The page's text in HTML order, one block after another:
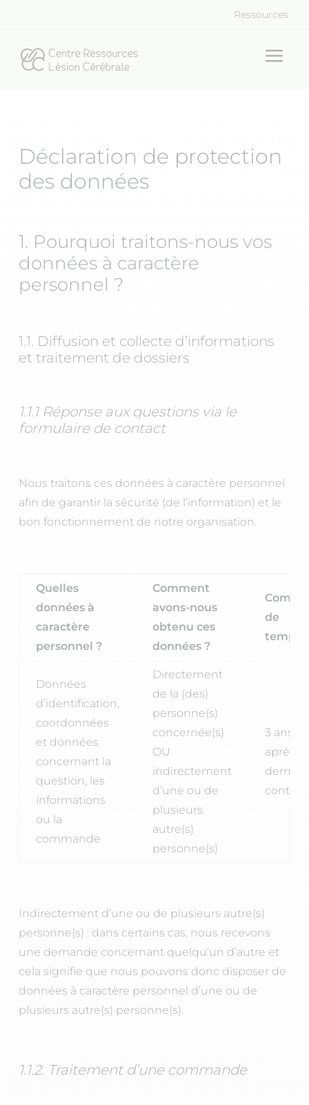
Ressources
a
Déclaration de protection
des données
1. Pourquoi traitons-nous vos
données à caractère
personnel ?
1.1. Diffusion et collecte d’informations
et traitement de dossiers
1.1.1 Réponse aux questions via le
formulaire de contact
Nous traitons ces données à caractère personnel
afin de garantir la sécurité (de l’information) et le
bon fonctionnement de notre organisation.
Quelles
données à
caractère
personnel ?
Comment
avons-nous
obtenu ces
données ?
de
temps
Données
d’identification,
coordonnées
et données
concernant la
question, les
informations
ou la
commande
Directement
de la (des)
personne(s)
concernée(s)
OU
indirectement
d’une ou de
plusieurs
autre(s)
personne(s)
3 ans
après le
dernier
contact
Indirectement d’une ou de plusieurs autre(s)
personne(s) : dans certains cas, nous recevons
une demande concernant quelqu’un d’autre et
cela signifie que nous pouvons donc disposer de
données à caractère personnel d’une ou de
plusieurs autre(s) personne(s).
1.1.2. Traitement d’une commande